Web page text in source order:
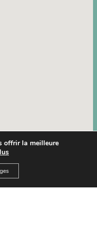
offrir la meilleure